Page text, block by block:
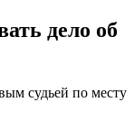
дело об
судьей по месту